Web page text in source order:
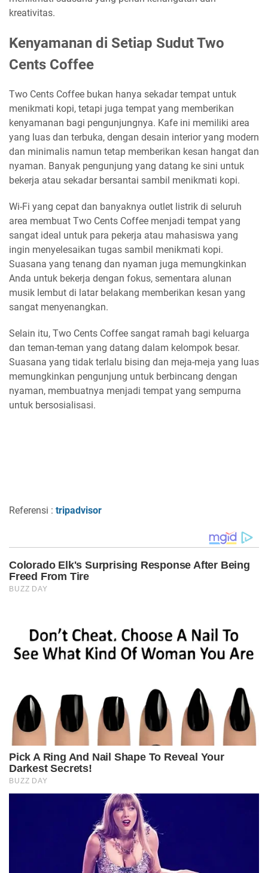
kreativitas.
Kenyamanan di Setiap Sudut Two
Cents Coffee
Two Cents Coffee bukan hanya sekadar tempat untuk
menikmati kopi, tetapi juga tempat yang memberikan
kenyamanan bagi pengunjungnya. Kafe ini memiliki area
yang luas dan terbuka, dengan desain interior yang modern
dan minimalis namun tetap memberikan kesan hangat dan
nyaman. Banyak pengunjung yang datang ke sini untuk
bekerja atau sekadar bersantai sambil menikmati kopi.
Wi-Fi yang cepat dan banyaknya outlet listrik di seluruh
area membuat Two Cents Coffee menjadi tempat yang
sangat ideal untuk para pekerja atau mahasiswa yang
ingin menyelesaikan tugas sambil menikmati kopi.
Suasana yang tenang dan nyaman juga memungkinkan
Anda untuk bekerja dengan fokus, sementara alunan
musik lembut di latar belakang memberikan kesan yang
sangat menyenangkan.
Selain itu, Two Cents Coffee sangat ramah bagi keluarga
dan teman-teman yang datang dalam kelompok besar.
Suasana yang tidak terlalu bising dan meja-meja yang luas
memungkinkan pengunjung untuk berbincang dengan
nyaman, membuatnya menjadi tempat yang sempurna
untuk bersosialisasi.
Referensi : tripadvisor